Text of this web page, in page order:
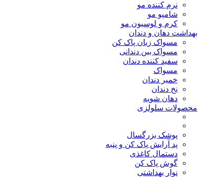
نرم کننده مو
شامپو مو
کرم و لوسیون مو
بهداشت دهان و دندان
مسواک زبان پاک کن
مسواک بین دندانی
سفید کننده دندان
مسواک
خمیر دندان
نخ دندان
دهان شویه
محصولات سلولزی
پوشک بزرگسال
پد آرایش پاک کن و پنبه
دستمال کاغذی
گوش پاک کن
نوار بهداشتی